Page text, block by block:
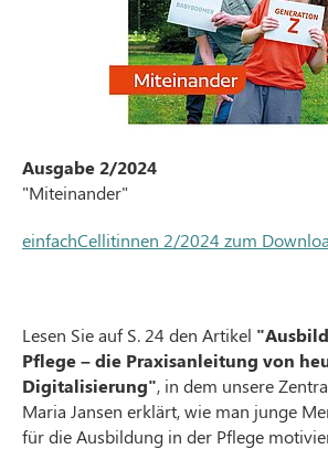
Ausgabe 2/2024
"Miteinander"
einfachCellitinnen 2/2024 zum
Lesen Sie auf S. 24 den Artikel
Pflege – die Praxisanleitung von
Digitalisierung", in dem unsere
Maria Jansen erklärt, wie man junge
für die Ausbildung in der Pflege